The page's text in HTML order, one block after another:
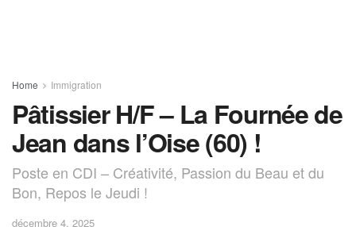
Home Immigration
Pâtissier H/F – La Fournée de
Jean dans l’Oise (60) !
Poste en CDI – Créativité, Passion du Beau et du
Bon, Repos le Jeudi !
décembre 4, 2025